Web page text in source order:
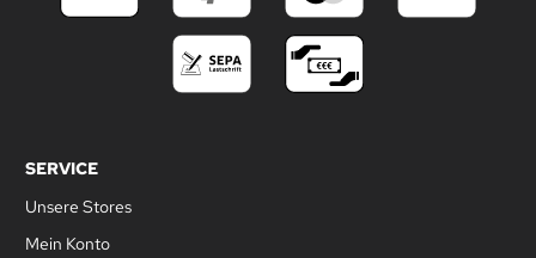
SERVICE
Unsere Stores
Mein Konto